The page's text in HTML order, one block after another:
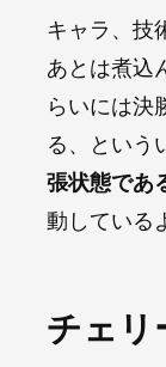
キャラ、技
あとは煮込
らいには決
る、という
張状態であ
動している
チェリ